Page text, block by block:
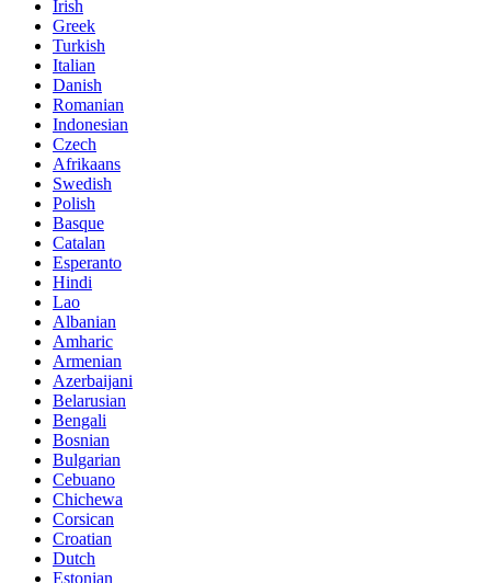
Irish
Greek
Turkish
Italian
Danish
Romanian
Indonesian
Czech
Afrikaans
Swedish
Polish
Basque
Catalan
Esperanto
Hindi
Lao
Albanian
Amharic
Armenian
Azerbaijani
Belarusian
Bengali
Bosnian
Bulgarian
Cebuano
Chichewa
Corsican
Croatian
Dutch
Estonian